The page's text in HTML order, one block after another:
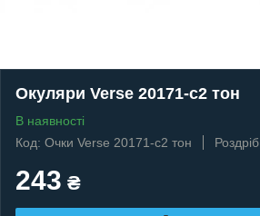
Окуляри Verse 20171-c2 тон
В наявності
Код: Очки Verse 20171-c2 тон
Роздріб
243 ₴